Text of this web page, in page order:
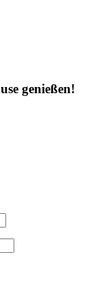
genießen!